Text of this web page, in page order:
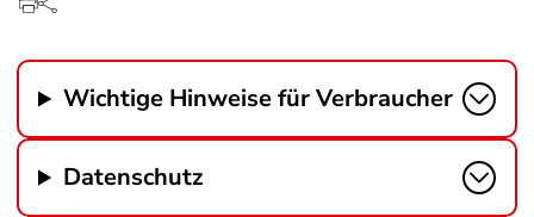
Wichtige Hinweise für Verbraucher
Datenschutz